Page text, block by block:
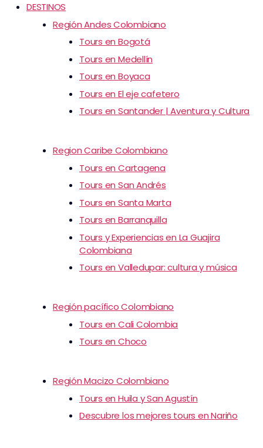
DESTINOS
Región Andes Colombiano
Tours en Bogotá
Tours en Medellín
Tours en Boyaca
Tours en El eje cafetero
Tours en Santander | Aventura y Cultura
Region Caribe Colombiano
Tours en Cartagena
Tours en San Andrés
Tours en Santa Marta
Tours en Barranquilla
Tours y Experiencias en La Guajira
Colombiana
Tours en Valledupar: cultura y música
Región pacífico Colombiano
Tours en Cali Colombia
Tours en Choco
Región Macizo Colombiano
Tours en Huila y San Agustín
Descubre los mejores tours en Nariño